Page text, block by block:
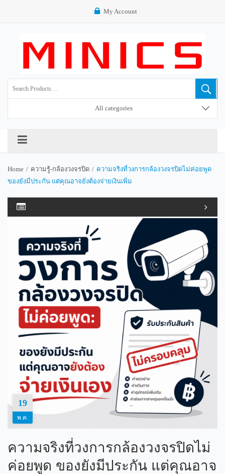
My Account
All categories
Home / ความรู้-กล้องวงจรปิด / ความจริงที่วงการกล้องวงจรปิดไม่ค่อยพูด
ของยังมีประกัน แต่คุณอาจยังต้องจ่ายเงินเพิ่ม
19
พ.ค.
ความจริงที่วงการกล้องวงจรปิดไม่
ค่อยพูด ของยังมีประกัน แต่คุณอาจ